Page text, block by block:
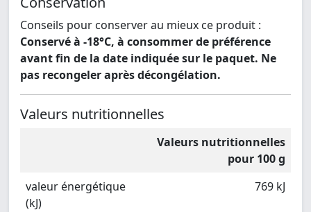
Conseils pour conserver au mieux ce produit :
Conservé à -18°C, à consommer de préférence
avant fin de la date indiquée sur le paquet. Ne
pas recongeler après décongélation.
Valeurs nutritionnelles
Valeurs nutritionnelles
pour 100 g
valeur énergétique
(kJ)
769 kJ